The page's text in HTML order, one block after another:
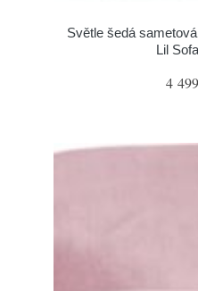
Světle šedá
Lil
4